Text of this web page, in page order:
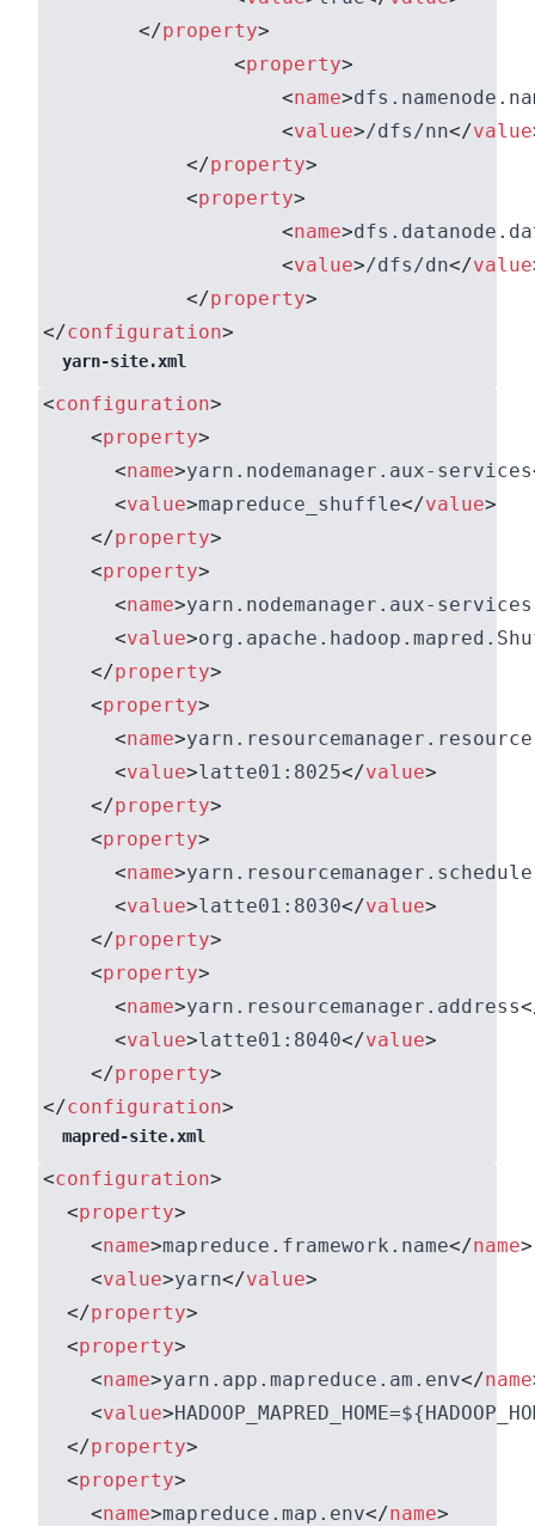
</property>
<property>
<name>
<value>/dfs/nn</value
</property>
<property>
<name>
<value>/dfs/dn</value
</property>
</configuration>
yarn-site.xml
<configuration>
<property>
<name>yarn.nodemanager.aux-services
<value>mapreduce_shuffle</value>
</property>
<property>
<name>yarn.nodemanager.aux-
<value>
</property>
<property>
<name>
<value>latte01:8025</value>
</property>
<property>
<name>
<value>latte01:8030</value>
</property>
<property>
<name>yarn.resourcemanager.address
<value>latte01:8040</value>
</property>
</configuration>
mapred-site.xml
<configuration>
<property>
<name>mapreduce.framework.name</name>
<value>yarn</value>
</property>
<property>
<name>yarn.app.mapreduce.am.env</name
<value>
</property>
<property>
<name>mapreduce.map.env</name>